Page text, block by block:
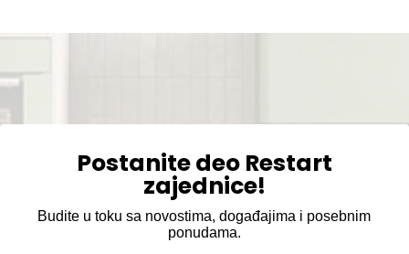
Postanite deo Restart
zajednice!
Budite u toku sa novostima, događajima i posebnim
ponudama.